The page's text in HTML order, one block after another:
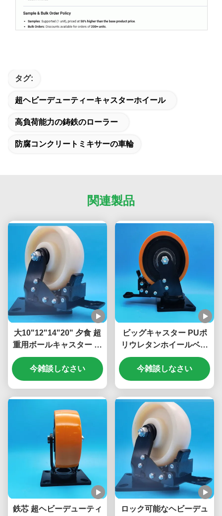
タグ:
超ヘビーデューティーキャスターホイール
高負荷能力の鋳鉄のローラー
防腐コンクリートミキサーの車輪
関連製品
大10"12"14"20" 夕食 超
重用ボールキャスター 鋼
製ブレーキ ナイロンホイ
ール ローヤリング シング
ル6"キャスター 組立ライ
今雑談しなさい
ビッグキャスター PUポ
リウレタンホイールベア
リング 超ヘビーデューテ
ィー ボールキャスター 8
インチ プレートキャスタ
ートホイール 移動用
今雑談しなさい
鉄芯 超ヘビーデューティ
ロック可能なヘビーデュ